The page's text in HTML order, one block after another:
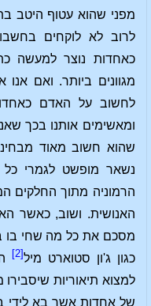
מפני שהוא עטוף היטב
לרוב לא לוקחים
כאחדות נוצר למעשה
מגוונים ביותר. ואם
לחשוב על האדם
ומאשימים אותנו בכך
שהוא חשוב מאוד
נשאר מופשט לגמרי כל
הרמוניה מתוך החלקים
האנושית. ושוב, כאשר
מסכם את כל מה שחי בו
כגון ג'ון סטוארט מיל[2]
למצוא תיאוריות
של אחדות אשר בא לידי